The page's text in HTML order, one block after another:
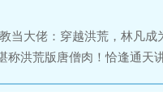
当大佬：穿越洪荒，林凡
称洪荒版唐僧肉！恰逢通天